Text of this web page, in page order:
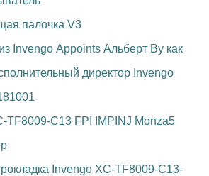
палочка V3
Invengo Appoints Альберт Ву как
директор Invengo
TF8009-C13 FPI IMPINJ Monza5
Invengo XC-TF8009-C13-